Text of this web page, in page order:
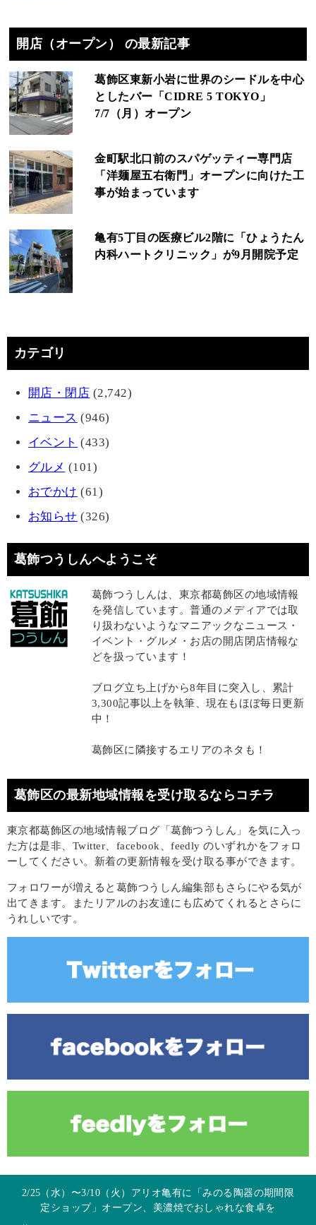
開店（オープン） の最新記事
葛飾区東新小岩に世界のシードルを中心
としたバー「CIDRE 5 TOKYO」
7/7（月）オープン
金町駅北口前のスパゲッティー専門店
「洋麺屋五右衛門」オープンに向けた工
事が始まっています
亀有5丁目の医療ビル2階に「ひょうたん
内科ハートクリニック」が9月開院予定
カテゴリ
開店・閉店 (2,742)
ニュース (946)
イベント (433)
グルメ (101)
おでかけ (61)
お知らせ (326)
葛飾つうしんへようこそ
葛飾つうしんは、東京都葛飾区の地域情報
を発信しています。普通のメディアでは取
り扱わないようなマニアックなニュース・
イベント・グルメ・お店の開店閉店情報な
どを扱っています！
ブログ立ち上げから8年目に突入し、累計
3,300記事以上を執筆、現在もほぼ毎日更新
中！
葛飾区に隣接するエリアのネタも！
葛飾区の最新地域情報を受け取るならコチラ
東京都葛飾区の地域情報ブログ「葛飾つうしん」を気に入っ
た方は是非、Twitter、facebook、feedly のいずれかをフォロ
ーしてください。新着の更新情報を受け取る事ができます。
フォロワーが増えると葛飾つうしん編集部もさらにやる気が
出てきます。またリアルのお友達にも広めてくれるとさらに
うれしいです。
2/25（水）〜3/10（火）アリオ亀有に「みのる陶器の期間限
定ショップ」オープン、美濃焼でおしゃれな食卓を